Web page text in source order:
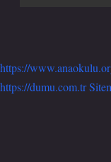
https://
https://dumu.com.tr